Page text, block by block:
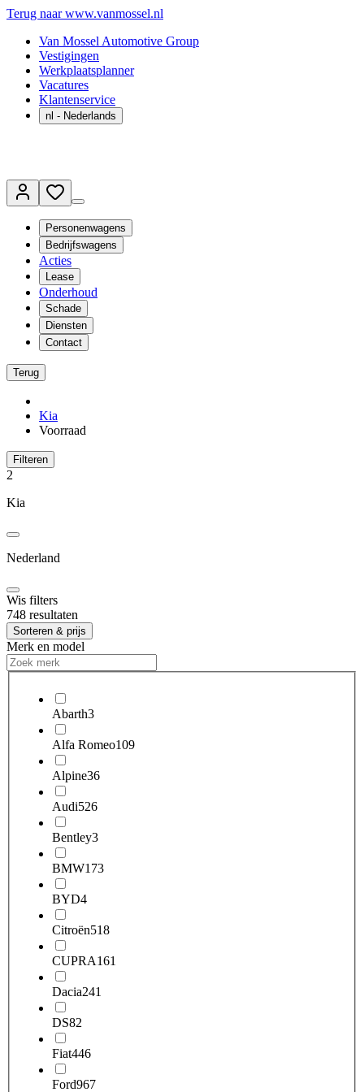
Terug naar www.vanmossel.nl
Van Mossel Automotive Group
Vestigingen
Werkplaatsplanner
Vacatures
Klantenservice
nl - Nederlands
Personenwagens
Bedrijfswagens
Acties
Lease
Onderhoud
Schade
Diensten
Contact
Terug
Kia
Voorraad
Filteren
2
Kia
Nederland
Wis filters
748 resultaten
Sorteren & prijs
Merk en model
Abarth3
Alfa Romeo109
Alpine36
Audi526
Bentley3
BMW173
BYD4
Citroën518
CUPRA161
Dacia241
DS82
Fiat446
Ford967